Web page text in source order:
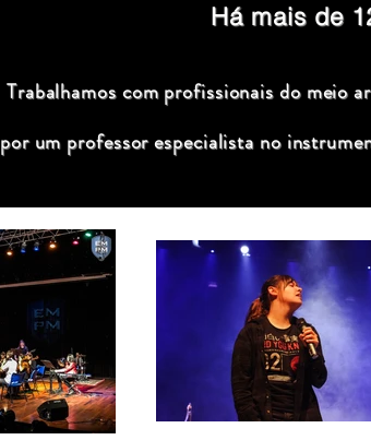
Há mais de
Trabalhamos com profissionais do meio
por um professor especialista no